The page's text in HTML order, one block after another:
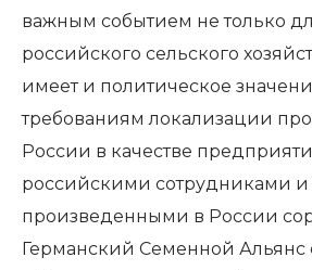
важным событием не только
российского сельского
имеет и политическое
требованиям локализации
России в качестве
российскими сотрудниками и
произведенными в России
Германский Семенной Альянс